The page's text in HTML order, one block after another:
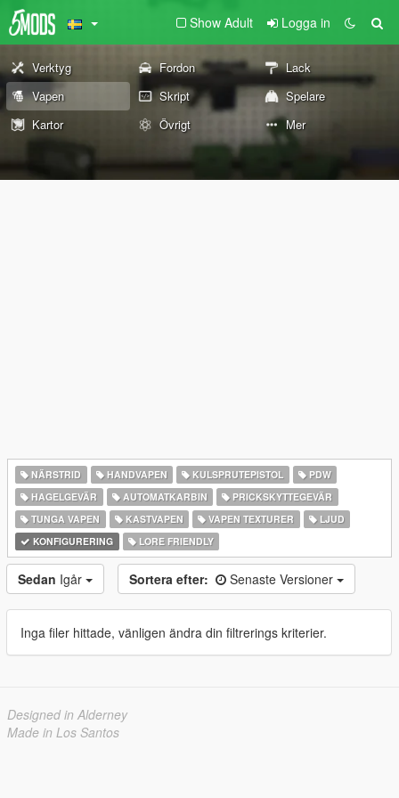
Show Adult Logga in
Verktyg Fordon
Lack
Vapen
Skript
Spelare
Kartor
Övrigt Mer
NÄRSTRID HANDVAPEN KULSPRUTEPISTOL
PDW
HAGELGEVÄR
AUTOMATKARBIN
PRICKSKYTTEGEVÄR
TUNGA VAPEN
KASTVAPEN VAPEN TEXTURER
LJUD
KONFIGURERING
LORE FRIENDLY
Sedan Igår Sortera efter: Senaste Versioner
Inga filer hittade, vänligen ändra din filtrerings kriterier.
Designed in Alderney
Made in Los Santos